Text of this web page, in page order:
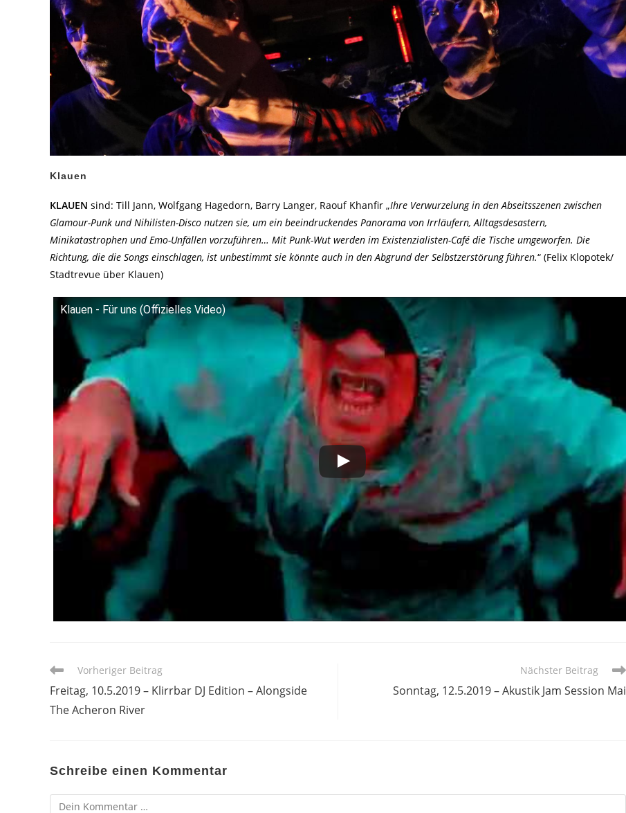
Klauen
KLAUEN sind: Till Jann, Wolfgang Hagedorn, Barry Langer, Raouf Khanfir „Ihre Verwurzelung in den Abseitsszenen zwischen
Glamour-Punk und Nihilisten-Disco nutzen sie, um ein beeindruckendes Panorama von Irrläufern, Alltagsdesastern,
Minikatastrophen und Emo-Unfällen vorzuführen… Mit Punk-Wut werden im Existenzialisten-Café die Tische umgeworfen. Die
Richtung, die die Songs einschlagen, ist unbestimmt sie könnte auch in den Abgrund der Selbstzerstörung führen.“ (Felix Klopotek/
Stadtrevue über Klauen)
Klauen - Für uns (Offizielles Video)
Weitere
ansehen
Vorheriger Beitrag
Freitag, 10.5.2019 – Klirrbar DJ Edition – Alongside
The Acheron River
Nächster Beitrag
Sonntag, 12.5.2019 – Akustik Jam Session Mai
Schreibe einen Kommentar
Kommentar